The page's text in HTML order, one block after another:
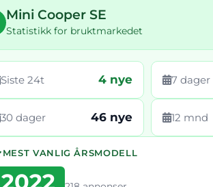
Mini Cooper SE
Statistikk for bruktmarkedet
Siste 24t 4 nye 7 dager
30 dager 46 nye 12 mnd
MEST VANLIG ÅRSMODELL